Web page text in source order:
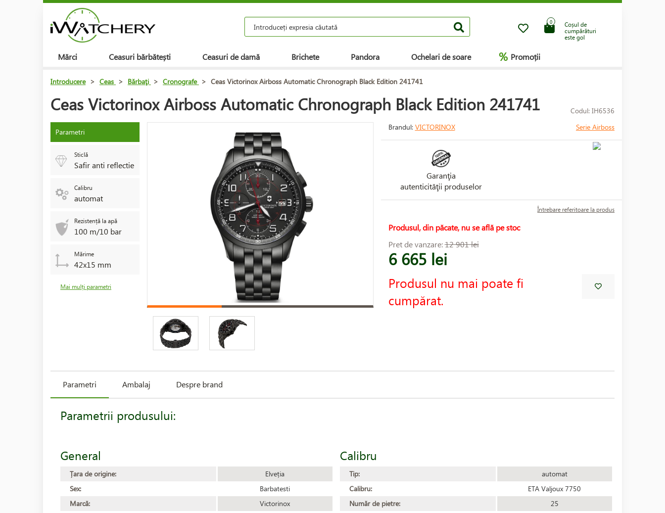
Coșul de
cumpărături
este gol
0
Mărci Ceasuri bărbătești Ceasuri de damă Brichete Pandora Ochelari de soare % Promoții
Introducere > Ceas > Bărbaţi > Cronografe > Ceas Victorinox Airboss Automatic Chronograph Black Edition 241741
Ceas Victorinox Airboss Automatic Chronograph Black Edition 241741 Codul: IH6536
Parametri
Sticlă
Safir anti reflectie
Calibru
automat
Rezistență la apă
100 m/10 bar
Mărime
42x15 mm
Mai mulți parametri
Brandul: VICTORINOX Serie Airboss
Garanţia
autenticităţii produselor
Întrebare referitoare la produs
Produsul, din păcate, nu se află pe stoc
Pret de vanzare:12 901 lei
6 665 lei
Produsul nu mai poate fi
cumpărat.
Parametri Ambalaj Despre brand
Parametrii produsului:
General
Țara de origine:
Elveția
Sex:
Barbatesti
Marcă:
Victorinox
Calibru
Tip:
automat
Calibru:
ETA Valjoux 7750
Număr de pietre:
25